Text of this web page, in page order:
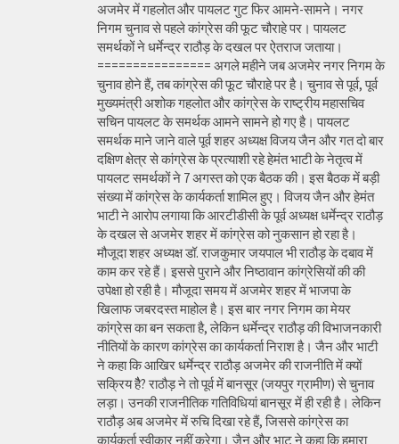
अजमेर में गहलोत और पायलट गुट फिर आमने-सामने। नगर
निगम चुनाव से पहले कांग्रेस की फूट चौराहे पर। पायलट
समर्थकों ने धर्मेन्द्र राठौड़ के दखल पर ऐतराज जताया।
================ अगले महीने जब अजमेर नगर निगम के
चुनाव होने हैं, तब कांग्रेस की फूट चौराहे पर है। चुनाव से पूर्व, पूर्व
मुख्यमंत्री अशोक गहलोत और कांग्रेस के राष्ट्रीय महासचिव
सचिन पायलट के समर्थक आमने सामने हो गए है। पायलट
समर्थक माने जाने वाले पूर्व शहर अध्यक्ष विजय जैन और गत दो बार
दक्षिण क्षेत्र से कांग्रेस के प्रत्याशी रहे हेमंत भाटी के नेतृत्व में
पायलट समर्थकों ने 7 अगस्त को एक बैठक की। इस बैठक में बड़ी
संख्या में कांग्रेस के कार्यकर्ता शामिल हुए। विजय जैन और हेमंत
भाटी ने आरोप लगाया कि आरटीडीसी के पूर्व अध्यक्ष धर्मेन्द्र राठौड़
के दखल से अजमेर शहर में कांग्रेस को नुकसान हो रहा है।
मौजूदा शहर अध्यक्ष डॉ. राजकुमार जयपाल भी राठौड़ के दबाव में
काम कर रहे हैं। इससे पुराने और निष्ठावान कांग्रेसियों की की
उपेक्षा हो रही है। मौजूदा समय में अजमेर शहर में भाजपा के
खिलाफ जबरदस्त माहोल है। इस बार नगर निगम का मेयर
कांग्रेस का बन सकता है, लेकिन धर्मेन्द्र राठौड़ की विभाजनकारी
नीतियों के कारण कांग्रेस का कार्यकर्ता निराश है। जैन और भाटी
ने कहा कि आखिर धर्मेन्द्र राठौड़ अजमेर की राजनीति में क्यों
सक्रिय हैै? राठौड़ ने तो पूर्व में बानसूर (जयपुर ग्रामीण) से चुनाव
लड़ा। उनकी राजनीतिक गतिविधियां बानसूर में ही रही है। लेकिन
राठौड़ अब अजमेर में रुचि दिखा रहे हैं, जिससे कांग्रेस का
कार्यकर्ता स्वीकार नहीं करेगा। जैन और भाट ने कहा कि हमारा